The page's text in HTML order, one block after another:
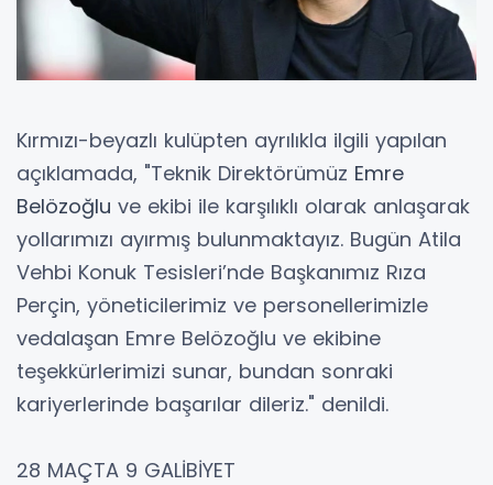
Kırmızı-beyazlı kulüpten ayrılıkla ilgili yapılan
açıklamada, "Teknik Direktörümüz Emre
Belözoğlu ve ekibi ile karşılıklı olarak anlaşarak
yollarımızı ayırmış bulunmaktayız. Bugün Atila
Vehbi Konuk Tesisleri’nde Başkanımız Rıza
Perçin, yöneticilerimiz ve personellerimizle
vedalaşan Emre Belözoğlu ve ekibine
teşekkürlerimizi sunar, bundan sonraki
kariyerlerinde başarılar dileriz." denildi.
28 MAÇTA 9 GALİBİYET